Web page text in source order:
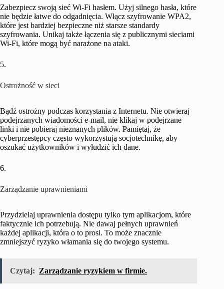
Zabezpiecz swoją sieć Wi-Fi hasłem. Użyj silnego hasła, które
nie będzie łatwe do odgadnięcia. Włącz szyfrowanie WPA2,
które jest bardziej bezpieczne niż starsze standardy
szyfrowania. Unikaj także łączenia się z publicznymi sieciami
Wi-Fi, które mogą być narażone na ataki.
5.
Ostrożność w sieci
Bądź ostrożny podczas korzystania z Internetu. Nie otwieraj
podejrzanych wiadomości e-mail, nie klikaj w podejrzane
linki i nie pobieraj nieznanych plików. Pamiętaj, że
cyberprzestępcy często wykorzystują socjotechnikę, aby
oszukać użytkowników i wyłudzić ich dane.
6.
Zarządzanie uprawnieniami
Przydzielaj uprawnienia dostępu tylko tym aplikacjom, które
faktycznie ich potrzebują. Nie dawaj pełnych uprawnień
każdej aplikacji, która o to prosi. To może znacznie
zmniejszyć ryzyko włamania się do twojego systemu.
Czytaj: Zarządzanie ryzykiem w firmie.